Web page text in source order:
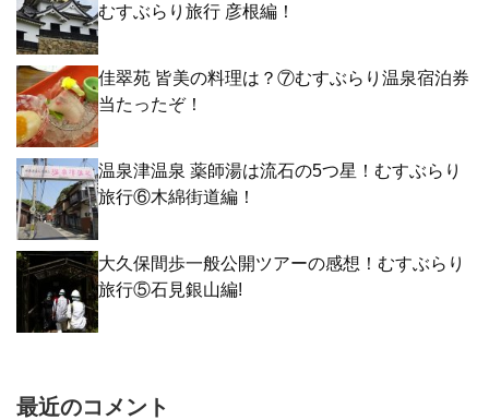
むすぶらり旅行 彦根編！
佳翠苑 皆美の料理は？⑦むすぶらり温泉宿泊券
当たったぞ！
温泉津温泉 薬師湯は流石の5つ星！むすぶらり
旅行⑥木綿街道編！
大久保間歩一般公開ツアーの感想！むすぶらり
旅行⑤石見銀山編!
最近のコメント